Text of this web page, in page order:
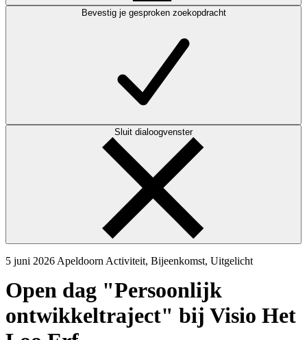
Bevestig je gesproken zoekopdracht
Sluit dialoogvenster
5 juni 2026 Apeldoorn Activiteit, Bijeenkomst, Uitgelicht
Open dag "Persoonlijk
ontwikkeltraject" bij Visio Het